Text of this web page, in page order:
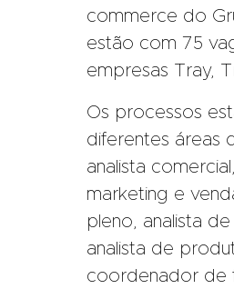
commerce do
estão com 75
empresas Tray,
Os processos
diferentes áreas
analista
marketing e
pleno, analista
analista de
coordenador de